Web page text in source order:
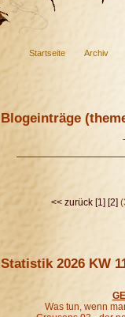
Startseite Archiv
Blogeinträge
<< zurück [1] [2]
Statistik 2026 KW
Was tun, wenn